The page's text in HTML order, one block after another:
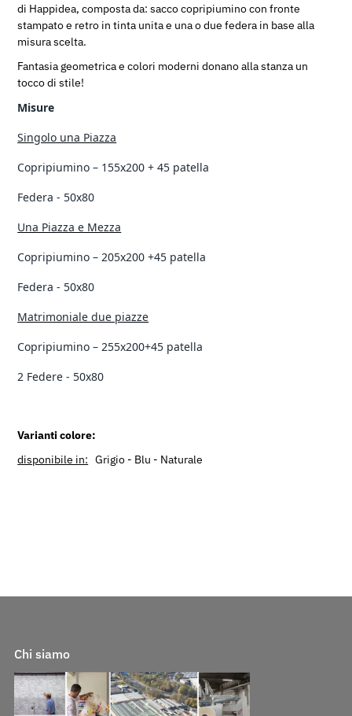
di Happidea,composta da: sacco copripiumino con fronte
stampato e retro in tinta unita e una o due federa in base alla
misura scelta.
Fantasia geometrica e colori moderni donano alla stanza un
tocco di stile!
Misure
Singolo una Piazza
Copripiumino – 155x200 + 45 patella
Federa - 50x80
Una Piazza e Mezza
Copripiumino – 205x200 +45 patella
Federa - 50x80
Matrimoniale due piazze
Copripiumino – 255x200+45 patella
2 Federe - 50x80
Varianti colore:
disponibile in: Grigio - Blu - Naturale
Chi siamo